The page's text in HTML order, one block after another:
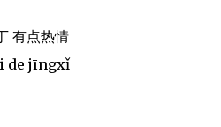
有点热情
de jīngxǐ